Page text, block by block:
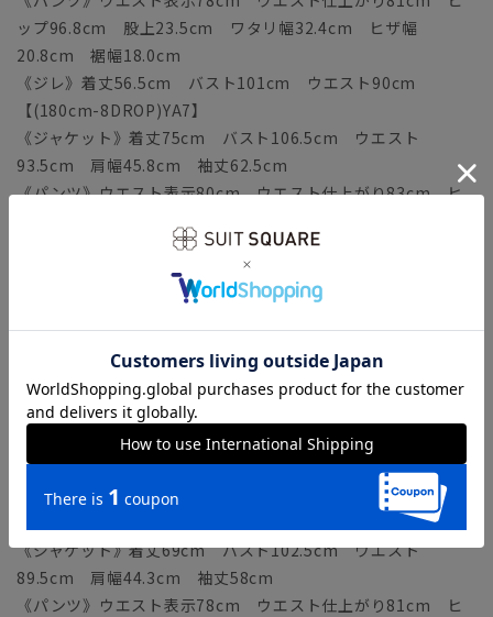
ップ96.8cm 股上23.5cm ワタリ幅32.4cm ヒザ幅
20.8cm 裾幅18.0cm
《ジレ》着丈56.5cm バスト101cm ウエスト90cm
【(180cm-8DROP)YA7】
《ジャケット》着丈75cm バスト106.5cm ウエスト
93.5cm 肩幅45.8cm 袖丈62.5cm
《パンツ》ウエスト表示80cm ウエスト仕上がり83cm ヒ
《ジレ》着丈57.5cm バスト103cm ウエスト92cm
【(160cm-6DROP)A3】
《ジャケット》着丈67cm バスト100.5cm ウエスト
87.5cm 肩幅43.6cm 袖丈56.5cm
《パンツ》ウエスト表示76cm ウエスト仕上がり79cm ヒ
ップ94.8cm 股上22.5cm ワタリ幅31.7cm ヒザ幅
20.9cm 裾幅18.1cm
《ジレ》着丈53.5cm バスト98cm ウエスト87cm
《ジャケット》着丈69cm バスト102.5cm ウエスト
89.5cm 肩幅44.3cm 袖丈58cm
《パンツ》ウエスト表示78cm ウエスト仕上がり81cm ヒ